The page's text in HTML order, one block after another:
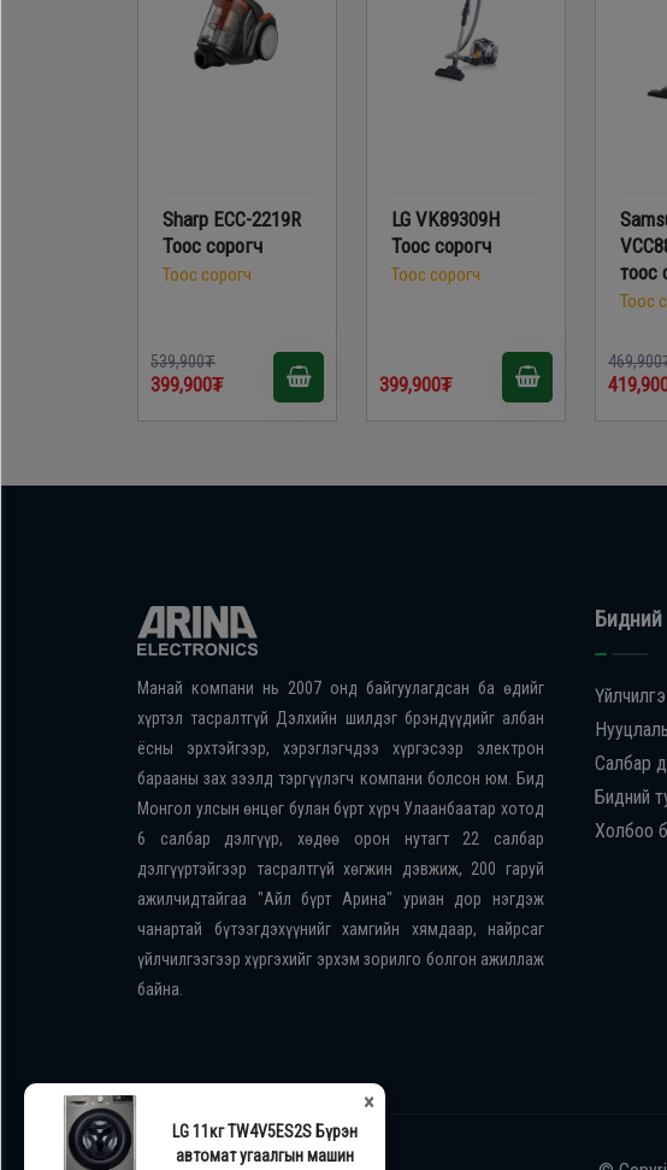
Sharp ECC-2219R
Тоос сорогч
Тоос сорогч
539,900₮
399,900₮
LG VK89309H
Тоос сорогч
Тоос сорогч
399,900₮
тоос
Тоос
Манай компани нь 2007 онд байгуулагдсан ба өдийг
хүртэл тасралтгүй Дэлхийн шилдэг брэндүүдийг албан
ёсны эрхтэйгээр, хэрэглэгчдээ хүргэсээр электрон
барааны зах зээлд тэргүүлэгч компани болсон юм. Бид
Монгол улсын өнцөг булан бүрт хүрч Улаанбаатар хотод
6 салбар дэлгүүр, хөдөө орон нутагт 22 салбар
дэлгүүртэйгээр тасралтгүй хөгжин дэвжиж, 200 гаруй
ажилчидтайгаа "Айл бүрт Арина" уриан дор нэгдэж
чанартай бүтээгдэхүүнийг хамгийн хямдаар, найрсаг
үйлчилгээгээр хүргэхийг эрхэм зорилго болгон ажиллаж
байна.
Бидний
Салбар
Бидний
Холбоо
LG 11кг TW4V5ES2S Бүрэн
автомат угаалгын машин
×